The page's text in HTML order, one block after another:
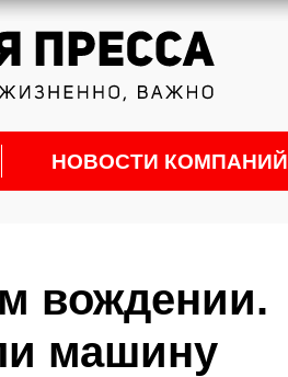
НОВОСТИ КОМПАНИЙ
вождении.
машину